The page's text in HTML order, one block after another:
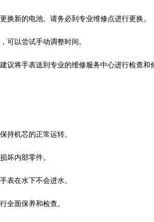
换新的电池。请务必到专业维修点进行更换。
可以尝试手动调整时间。
议将手表送到专业的维修服务中心进行检查和
持机芯的正常运转。
坏内部零件。
表在水下不会进水。
全面保养和检查。